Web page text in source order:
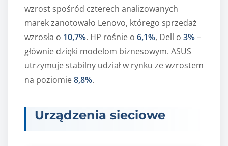
wzrost spośród czterech analizowanych
marek zanotowało Lenovo, którego sprzedaż
wzrosła o 10,7%. HP rośnie o 6,1%, Dell o 3%–
głównie dzięki modelom biznesowym. ASUS
utrzymuje stabilny udział w rynku ze wzrostem
na poziomie8,8%.
Urządzenia sieciowe